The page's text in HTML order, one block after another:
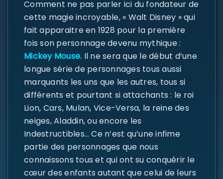
CONNECTER
ou e-mail*
Comment ne pas parler ici du fondateur de
cette magie incroyable, « Walt Disney » qui
fait apparaitre en 1928 pour la première
fois son personnage devenu mythique :
Mickey Mouse. Il ne sera que le début d’une
longue série de personnages tous aussi
marquants les uns que les autres, tous si
différents et pourtant si attachants : le roi
Lion, Cars, Mulan, Vice-Versa, la reine des
neiges, Aladdin, ou encore les
Indestructibles… Ce n’est qu’une infime
partie des personnages que nous
connaissons tous et qui ont su conquérir le
cœur des enfants autant que celui de leurs